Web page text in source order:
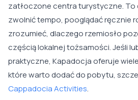
zatłoczone centra turystyczne. To
zwolnić tempo, pooglądać ręcznie
zrozumieć, dlaczego rzemiosło
częścią lokalnej tożsamości. Jeśli
praktyczne, Kapadocja oferuje
które warto dodać do pobytu,
Cappadocia Activities.